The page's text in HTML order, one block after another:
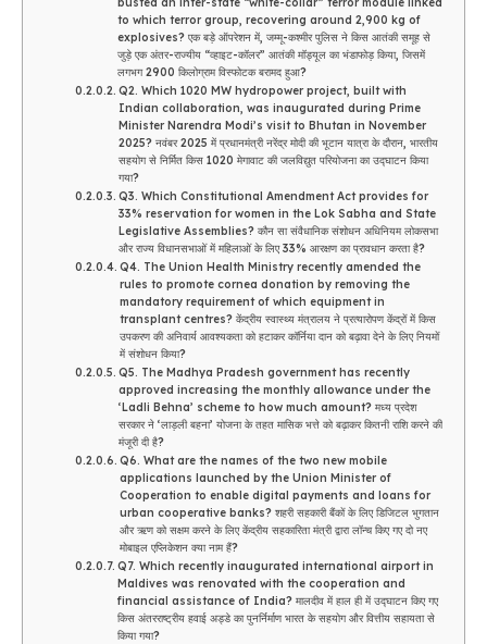
to which terror group, recovering around 2,900 kg of
explosives? एक बड़े ऑपरेशन में, जम्मू-कश्मीर पुलिस ने किस आतंकी समूह से
जुड़े एक अंतर-राज्यीय “व्हाइट-कॉलर” आतंकी मॉड्यूल का भंडाफोड़ किया, जिसमें
लगभग 2900 किलोग्राम विस्फोटक बरामद हुआ?
Q2. Which 1020 MW hydropower project, built with
Indian collaboration, was inaugurated during Prime
Minister Narendra Modi’s visit to Bhutan in November
2025? नवंबर 2025 में प्रधानमंत्री नरेंद्र मोदी की भूटान यात्रा के दौरान, भारतीय
सहयोग से निर्मित किस 1020 मेगावाट की जलविद्युत परियोजना का उद्घाटन किया
गया?
Q3. Which Constitutional Amendment Act provides for
33% reservation for women in the Lok Sabha and State
Legislative Assemblies? कौन सा संवैधानिक संशोधन अधिनियम लोकसभा
और राज्य विधानसभाओं में महिलाओं के लिए 33% आरक्षण का प्रावधान करता है?
Q4. The Union Health Ministry recently amended the
rules to promote cornea donation by removing the
mandatory requirement of which equipment in
transplant centres? केंद्रीय स्वास्थ्य मंत्रालय ने प्रत्यारोपण केंद्रों में किस
उपकरण की अनिवार्य आवश्यकता को हटाकर कॉर्निया दान को बढ़ावा देने के लिए नियमों
में संशोधन किया?
Q5. The Madhya Pradesh government has recently
approved increasing the monthly allowance under the
‘Ladli Behna’ scheme to how much amount? मध्य प्रदेश
सरकार ने ‘लाड़ली बहना’ योजना के तहत मासिक भत्ते को बढ़ाकर कितनी राशि करने की
मंजूरी दी है?
Q6. What are the names of the two new mobile
applications launched by the Union Minister of
Cooperation to enable digital payments and loans for
urban cooperative banks? शहरी सहकारी बैंकों के लिए डिजिटल भुगतान
और ऋण को सक्षम करने के लिए केंद्रीय सहकारिता मंत्री द्वारा लॉन्च किए गए दो नए
मोबाइल एप्लिकेशन क्या नाम हैं?
Q7. Which recently inaugurated international airport in
Maldives was renovated with the cooperation and
financial assistance of India? मालदीव में हाल ही में उद्घाटन किए गए
किस अंतरराष्ट्रीय हवाई अड्डे का पुनर्निर्माण भारत के सहयोग और वित्तीय सहायता से
किया गया?